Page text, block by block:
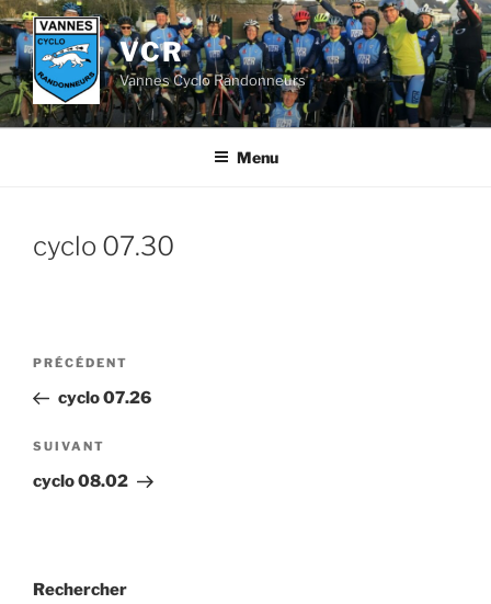
Aller
au
contenu
principal
VCR
Vannes Cyclo Randonneurs
Menu
cyclo 07.30
Navigation
l’article
Article
précédent
PRÉCÉDENT
cyclo 07.26
Article
suivant
SUIVANT
cyclo 08.02
Rechercher